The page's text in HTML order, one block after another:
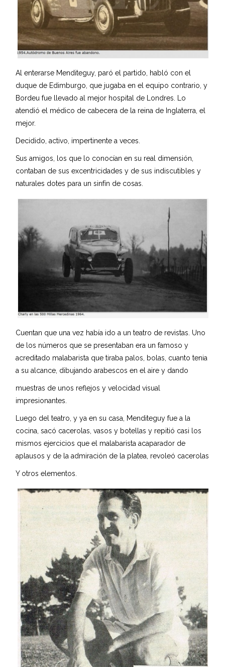
Al enterarse Menditeguy, paró el partido, habló con el
duque de Edimburgo, que jugaba en el equipo contrario, y
Bordeu fue llevado al mejor hospital de Londres. Lo
atendió el médico de cabecera de la reina de Inglaterra, el
mejor.
Decidido, activo, impertinente a veces.
Sus amigos, los que lo conocían en su real dimensión,
contaban de sus excentricidades y de sus indiscutibles y
naturales dotes para un sinfín de cosas.
Cuentan que una vez había ido a un teatro de revistas. Uno
de los números que se presentaban era un famoso y
acreditado malabarista que tiraba palos, bolas, cuanto tenia
a su alcance, dibujando arabescos en el aire y dando
muestras de unos reflejos y velocidad visual
impresionantes.
Luego del teatro, y ya en su casa, Menditeguy fue a la
cocina, sacó cacerolas, vasos y botellas y repitió casi los
mismos ejercicios que el malabarista acaparador de
aplausos y de la admiración de la platea, revoleó cacerolas
Y otros elementos.